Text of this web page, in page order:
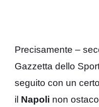
Precisamente –
Gazzetta dello
seguito con un
il Napoli non